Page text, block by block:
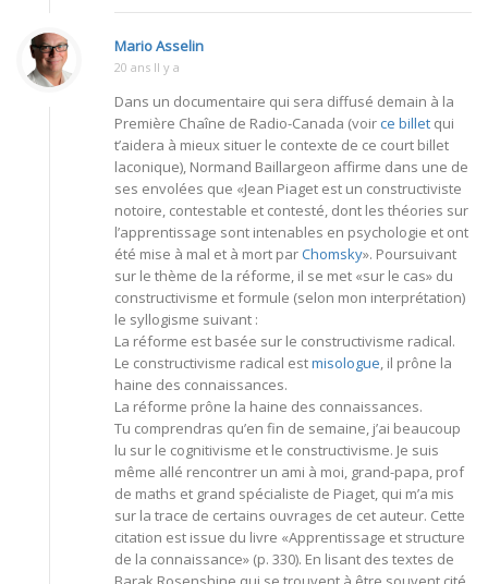
Mario Asselin
20 ans Il y a
Dans un documentaire qui sera diffusé demain à la
Première Chaîne de Radio-Canada (voirce billet qui
t’aidera à mieux situer le contexte de ce court billet
laconique), Normand Baillargeon affirme dans une de
ses envolées que «Jean Piaget est un constructiviste
notoire, contestable et contesté, dont les théories sur
l’apprentissage sont intenables en psychologie et ont
été mise à mal et à mort parChomsky». Poursuivant
sur le thème de la réforme, il se met «sur le cas» du
constructivisme et formule (selon mon interprétation)
le syllogisme suivant :
La réforme est basée sur le constructivisme radical.
Le constructivisme radical estmisologue, il prône la
haine des connaissances.
La réforme prône la haine des connaissances.
Tu comprendras qu’en fin de semaine, j’ai beaucoup
lu sur le cognitivisme et le constructivisme. Je suis
même allé rencontrer un ami à moi, grand-papa, prof
de maths et grand spécialiste de Piaget, qui m’a mis
sur la trace de certains ouvrages de cet auteur. Cette
citation est issue du livre «Apprentissage et structure
de la connaissance» (p. 330). En lisant des textes de